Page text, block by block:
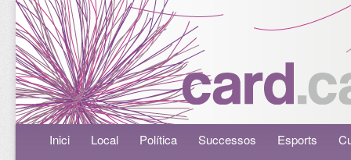
Menú principalAneu al contingut principal
Aneu al contingut secundari
Inici Local Política Successos Esports